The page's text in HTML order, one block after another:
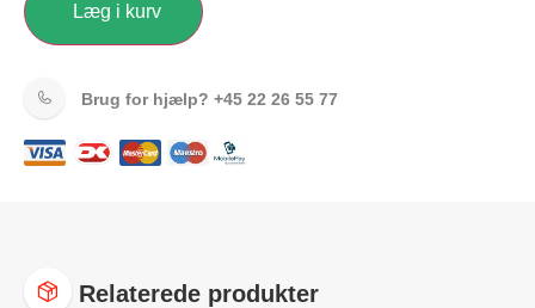
Læg i kurv
Brug for hjælp? +45 22 26 55 77
Relaterede produkter